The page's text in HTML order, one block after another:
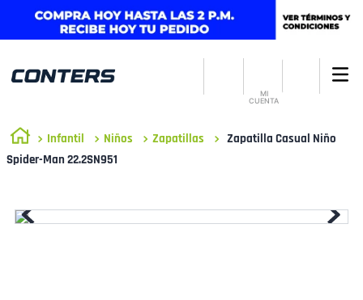
MI
CUENTA
Infantil Niños Zapatillas
Zapatilla Casual Niño
Spider-Man 22.2SN951